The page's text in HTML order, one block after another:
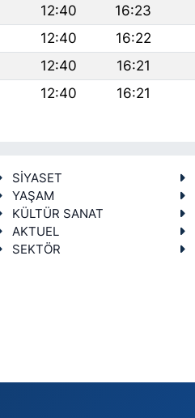
12:40 16:23
12:40 16:22
12:40 16:21
12:40 16:21
SİYASET
YAŞAM
KÜLTÜR SANAT
AKTUEL
SEKTÖR